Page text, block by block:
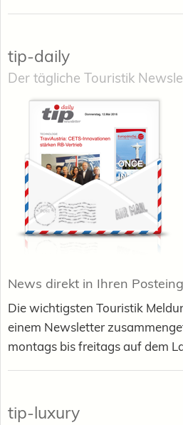
tip-daily
Der tägliche Touristik
News direkt in Ihren
Die wichtigsten Touristik
einem Newsletter
montags bis freitags auf dem
tip-luxury